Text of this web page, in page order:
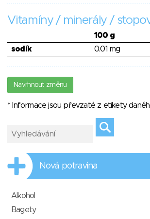
Vitamíny / minerály /
100 g
sodík
0.01 mg
Navrhnout změnu
* Informace jsou převzaté z etikety
Nová potravina
Alkohol
Bagety